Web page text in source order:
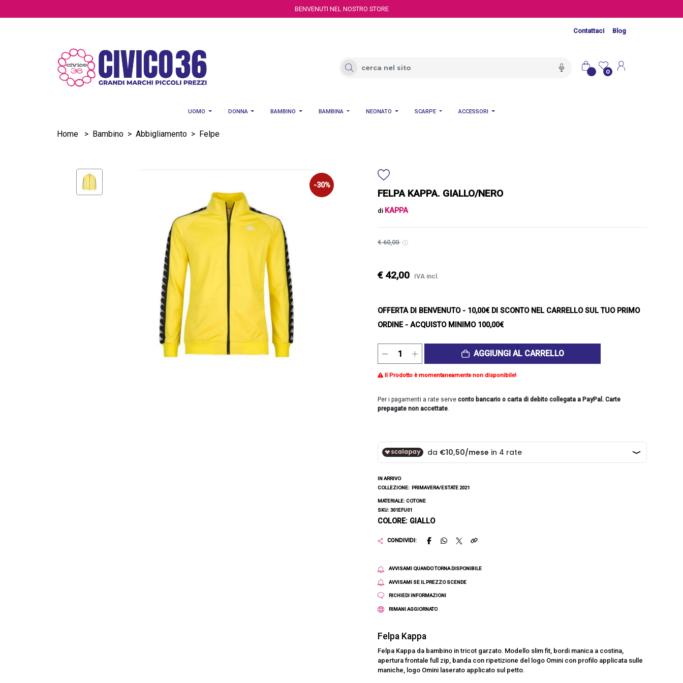
BENVENUTI NEL NOSTRO STORE
Contattaci Blog
0
UOMO DONNA BAMBINO BAMBINA NEONATO SCARPE ACCESSORI
Home > Bambino > Abbigliamento > Felpe
-30%
FELPA KAPPA. GIALLO/NERO
di KAPPA
€ 60,00
€ 42,00 IVA incl.
OFFERTA DI BENVENUTO- 10,00€ DI SCONTO NEL CARRELLO SUL TUO PRIMO
ORDINE - ACQUISTO MINIMO 100,00€
AGGIUNGI AL CARRELLO
Il Prodotto è momentaneamente non disponibile!
Per i pagamenti a rate serve conto bancario o carta di debito collegata a PayPal. Carte
prepagate non accettate.
IN ARRIVO
COLLEZIONE: PRIMAVERA/ESTATE 2021
MATERIALE: COTONE
SKU: 301EFU01
COLORE: GIALLO
CONDIVIDI:
AVVISAMI QUANDO TORNA DISPONIBILE
AVVISAMI SE IL PREZZO SCENDE
RICHIEDI INFORMAZIONI
RIMANI AGGIORNATO
Felpa Kappa
Felpa Kappa da bambino in tricot garzato. Modello slim fit, bordi manica a costina,
apertura frontale full zip, banda con ripetizione del logo Omini con profilo applicata sulle
maniche, logo Omini laserato applicato sul petto.